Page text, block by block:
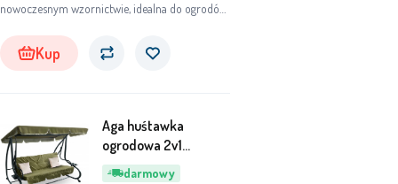
nowoczesnym wzornictwie, idealna do ogrodów
nawet do wnętrz ogrodów zimowych.
Kup
darmowy
Aga huśtawka
ogrodowa 2v1
GRANDLUX Oliwkowy